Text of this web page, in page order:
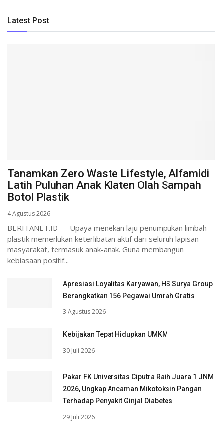
Latest Post
Tanamkan Zero Waste Lifestyle, Alfamidi
Latih Puluhan Anak Klaten Olah Sampah
Botol Plastik
4 Agustus 2026
BERITANET.ID — Upaya menekan laju penumpukan limbah
plastik memerlukan keterlibatan aktif dari seluruh lapisan
masyarakat, termasuk anak-anak. Guna membangun
kebiasaan positif...
Apresiasi Loyalitas Karyawan, HS Surya Group
Berangkatkan 156 Pegawai Umrah Gratis
3 Agustus 2026
Kebijakan Tepat Hidupkan UMKM
30 Juli 2026
Pakar FK Universitas Ciputra Raih Juara 1 JNM
2026, Ungkap Ancaman Mikotoksin Pangan
Terhadap Penyakit Ginjal Diabetes
29 Juli 2026